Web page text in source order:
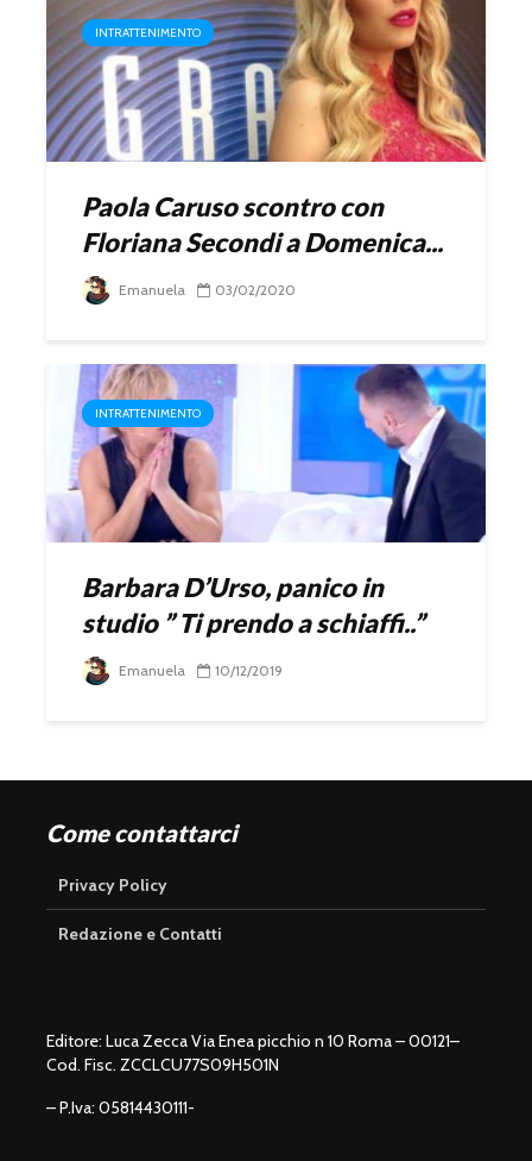
INTRATTENIMENTO
Paola Caruso scontro con
Floriana Secondi a Domenica...
Emanuela 03/02/2020
INTRATTENIMENTO
Barbara D’Urso, panico in
studio ” Ti prendo a schiaffi..”
Emanuela 10/12/2019
Come contattarci
Privacy Policy
Redazione e Contatti
Editore: Luca Zecca Via Enea picchio n 10 Roma – 00121–
Cod. Fisc. ZCCLCU77S09H501N
– P.Iva: 05814430111-